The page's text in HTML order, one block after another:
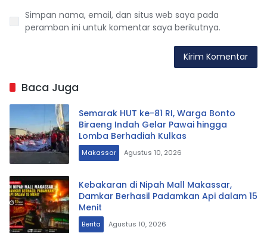
Simpan nama, email, dan situs web saya pada
peramban ini untuk komentar saya berikutnya.
Baca Juga
Semarak HUT ke-81 RI, Warga Bonto
Biraeng Indah Gelar Pawai hingga
Lomba Berhadiah Kulkas
Makassar Agustus 10, 2026
Kebakaran di Nipah Mall Makassar,
Damkar Berhasil Padamkan Api dalam 15
Menit
Berita Agustus 10, 2026